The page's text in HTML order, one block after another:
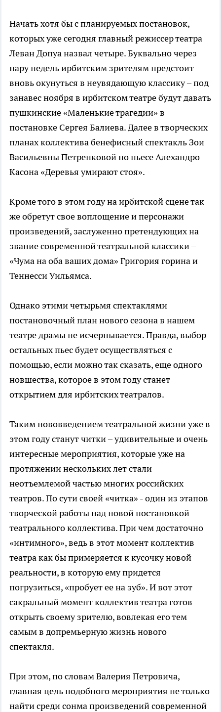
Начать хотя бы с планируемых постановок,
которых уже сегодня главный режиссер театра
Леван Допуа назвал четыре. Буквально через
пару недель ирбитским зрителям предстоит
вновь окунуться в неувядающую классику – под
занавес ноября в ирбитском театре будут давать
пушкинские «Маленькие трагедии» в
постановке Сергея Балиева. Далее в творческих
планах коллектива бенефисный спектакль Зои
Васильевны Петренковой по пьесе Алехандро
Касона «Деревья умирают стоя».
Кроме того в этом году на ирбитской сцене так
же обретут свое воплощение и персонажи
произведений, заслуженно претендующих на
звание современной театральной классики –
«Чума на оба ваших дома» Григория горина и
Теннесси Уильямса.
Однако этими четырьмя спектаклями
постановочный план нового сезона в нашем
театре драмы не исчерпывается. Правда, выбор
остальных пьес будет осуществляться с
помощью, если можно так сказать, еще одного
новшества, которое в этом году станет
открытием для ирбитских театралов.
Таким нововведением театральной жизни уже в
этом году станут читки – удивительные и очень
интересные мероприятия, которые уже на
протяжении нескольких лет стали
неотъемлемой частью многих российских
театров. По сути своей «читка» - один из этапов
творческой работы над новой постановкой
театрального коллектива. При чем достаточно
«интимного», ведь в этот момент коллектив
театра как бы примеряется к кусочку новой
реальности, в которую ему придется
погрузиться, «пробует ее на зуб». И вот этот
сакральный момент коллектив театра готов
открыть своему зрителю, вовлекая его тем
самым в допремьерную жизнь нового
спектакля.
При этом, по словам Валерия Петровича,
главная цель подобного мероприятия не только
найти среди сонма произведений современной